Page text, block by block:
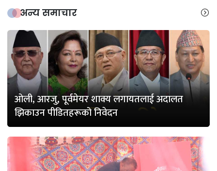
अन्य समाचार
ओली, आरजु, पूर्वमेयर शाक्य लगायतलाई अदालत
झिकाउन पीडितहरूको निवेदन